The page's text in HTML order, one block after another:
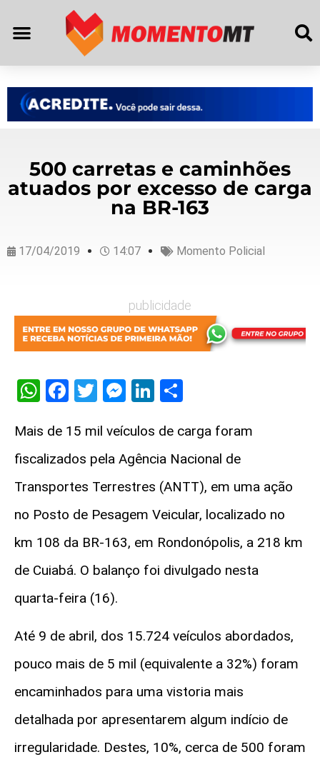
500 carretas e caminhões
atuados por excesso de carga
na BR-163
17/04/2019 14:07 Momento Policial
publicidade
WhatsApp
Facebook
Twitter
Messenger
LinkedIn
Mais de 15 mil veículos de carga foram
fiscalizados pela Agência Nacional de
Transportes Terrestres (ANTT), em uma ação
no Posto de Pesagem Veicular, localizado no
km 108 da BR-163, em Rondonópolis, a 218 km
de Cuiabá. O balanço foi divulgado nesta
quarta-feira (16).
Até 9 de abril, dos 15.724 veículos abordados,
pouco mais de 5 mil (equivalente a 32%) foram
encaminhados para uma vistoria mais
detalhada por apresentarem algum indício de
irregularidade. Destes, 10%, cerca de 500 foram